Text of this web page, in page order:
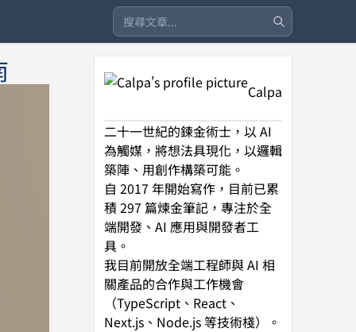
Calpa
二十一世紀的鍊金術士，以 AI
為觸媒，將想法具現化，以邏輯
築陣、用創作構築可能。
自 2017 年開始寫作，目前已累
積 297 篇煉金筆記，專注於全
端開發、AI 應用與開發者工
具。
我目前開放全端工程師與 AI 相
關產品的合作與工作機會
（TypeScript、React、
Next.js、Node.js 等技術棧）。